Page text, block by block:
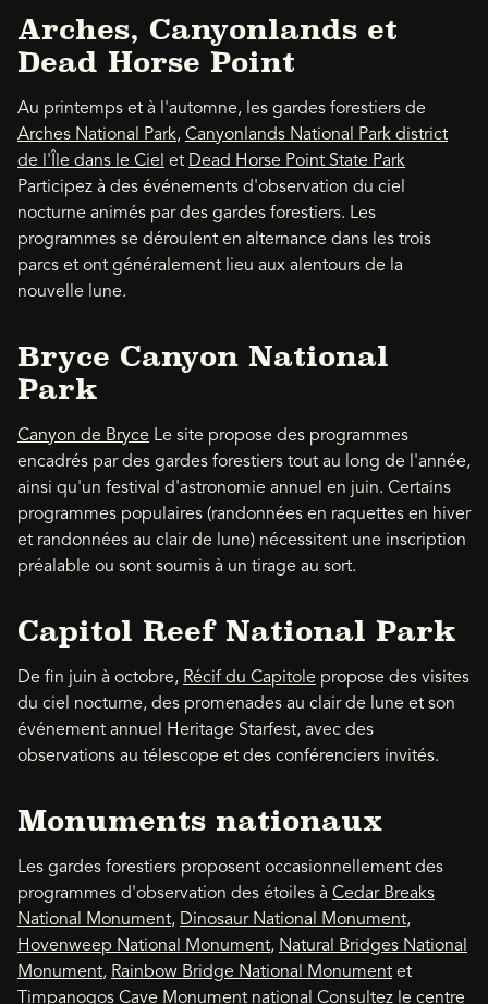
Arches, Canyonlands et
Dead Horse Point
Au printemps et à l'automne, les gardes forestiers de
Arches National Park, Canyonlands National Park district
de l'Île dans le Ciel et Dead Horse Point State Park
Participez à des événements d'observation du ciel
nocturne animés par des gardes forestiers. Les
programmes se déroulent en alternance dans les trois
parcs et ont généralement lieu aux alentours de la
nouvelle lune.
Bryce Canyon National
Park
Canyon de Bryce Le site propose des programmes
encadrés par des gardes forestiers tout au long de l'année,
ainsi qu'un festival d'astronomie annuel en juin. Certains
programmes populaires (randonnées en raquettes en hiver
et randonnées au clair de lune) nécessitent une inscription
préalable ou sont soumis à un tirage au sort.
Capitol Reef National Park
De fin juin à octobre, Récif du Capitole propose des visites
du ciel nocturne, des promenades au clair de lune et son
événement annuel Heritage Starfest, avec des
observations au télescope et des conférenciers invités.
Monuments nationaux
Les gardes forestiers proposent occasionnellement des
programmes d'observation des étoiles à Cedar Breaks
National Monument, Dinosaur National Monument,
Hovenweep National Monument, Natural Bridges National
Monument, Rainbow Bridge National Monument et
Timpanogos Cave Monument national Consultez le centre